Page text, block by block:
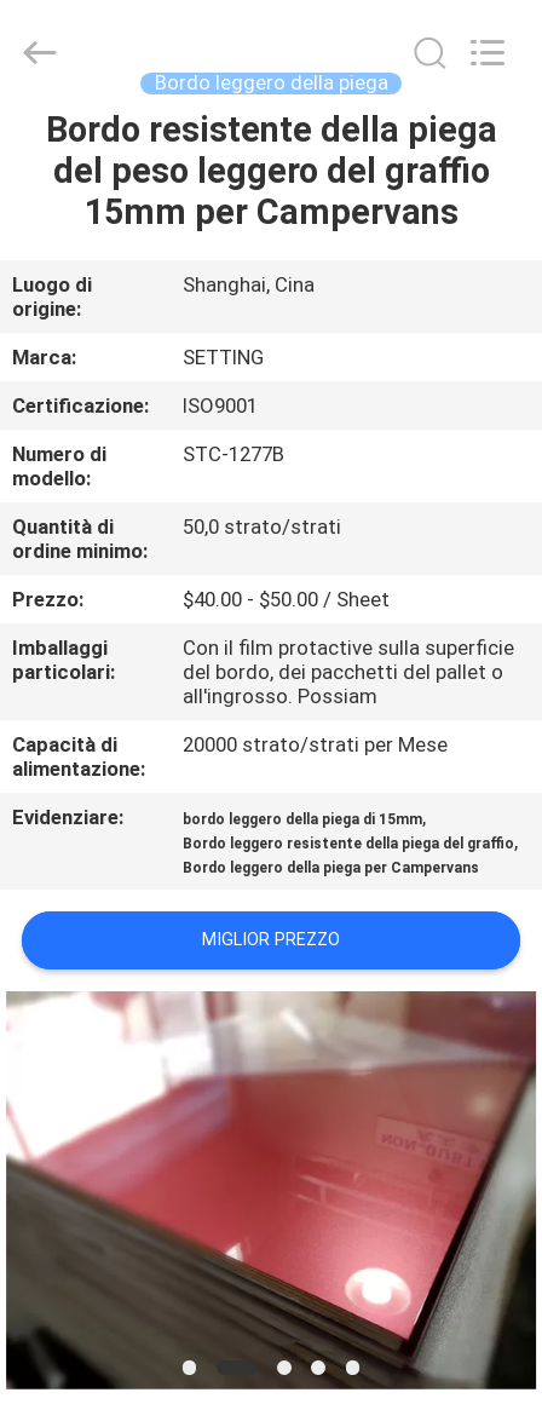
CASA
PRODOTTI
CIRCA
NOI
GIRO
DELLA
FABBRICA
CONTATTICI
NOTIZIA
UNA
MAPPA
DEL
SITO
PRIVACY
POLICY
Setting
Decorating
Reserved.
Bordo leggero della piega
Bordo resistente della piega
del peso leggero del graffio
15mm per Campervans
Luogo di
origine:
Shanghai, Cina
Marca:
SETTING
Certificazione:
ISO9001
Numero di
modello:
STC-1277B
Quantità di
ordine minimo:
50,0 strato/strati
Prezzo:
$40.00 - $50.00 / Sheet
Imballaggi
particolari:
Con il film protactive sulla superficie
del bordo, dei pacchetti del pallet o
all'ingrosso. Possiam
Capacità di
alimentazione:
20000 strato/strati per Mese
Evidenziare: bordo leggero della piega di 15mm,
Bordo leggero resistente della piega del graffio,
Bordo leggero della piega per Campervans
MIGLIOR PREZZO